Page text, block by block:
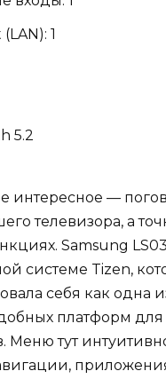
1
5.2
интересное —
телевизора, а
Samsung
системе Tizen,
себя как одна
платформ для
Меню тут